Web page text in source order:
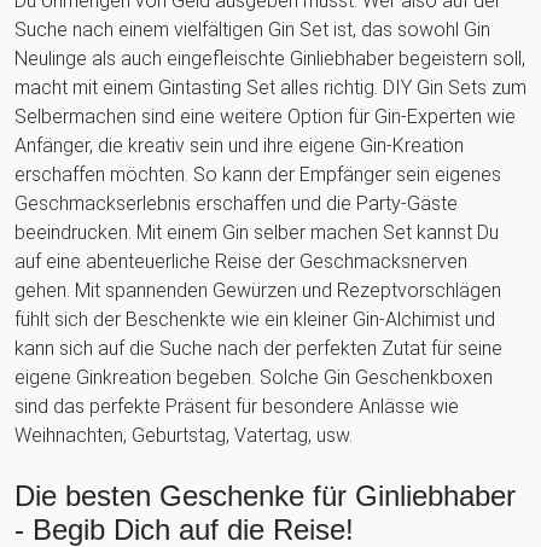
Suche nach einem vielfältigen Gin Set ist, das sowohl Gin
Neulinge als auch eingefleischte Ginliebhaber begeistern soll,
macht mit einem Gintasting Set alles richtig. DIY Gin Sets zum
Selbermachen sind eine weitere Option für Gin-Experten wie
Anfänger, die kreativ sein und ihre eigene Gin-Kreation
erschaffen möchten. So kann der Empfänger sein eigenes
Geschmackserlebnis erschaffen und die Party-Gäste
beeindrucken. Mit einem Gin selber machen Set kannst Du
auf eine abenteuerliche Reise der Geschmacksnerven
gehen. Mit spannenden Gewürzen und Rezeptvorschlägen
fühlt sich der Beschenkte wie ein kleiner Gin-Alchimist und
kann sich auf die Suche nach der perfekten Zutat für seine
eigene Ginkreation begeben. Solche Gin Geschenkboxen
sind das perfekte Präsent für besondere Anlässe wie
Weihnachten, Geburtstag, Vatertag, usw.
Die besten Geschenke für Ginliebhaber
- Begib Dich auf die Reise!